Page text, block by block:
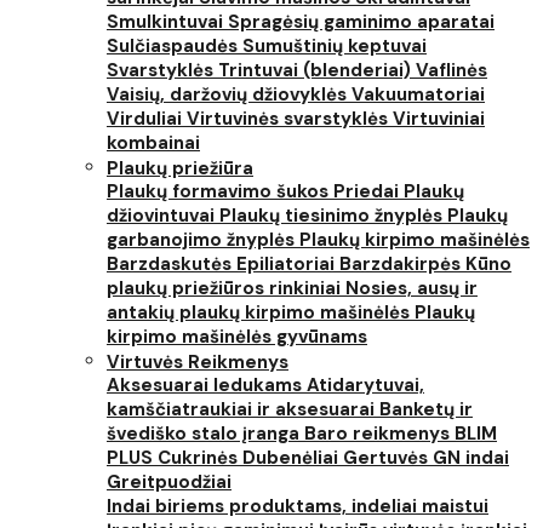
Smulkintuvai Spragėsių gaminimo aparatai
Sulčiaspaudės Sumuštinių keptuvai
Svarstyklės Trintuvai (blenderiai) Vaflinės
Vaisių, daržovių džiovyklės Vakuumatoriai
Virduliai Virtuvinės svarstyklės Virtuviniai
kombainai
Plaukų priežiūra
Plaukų formavimo šukos Priedai Plaukų
džiovintuvai Plaukų tiesinimo žnyplės Plaukų
garbanojimo žnyplės Plaukų kirpimo mašinėlės
Barzdaskutės Epiliatoriai Barzdakirpės Kūno
plaukų priežiūros rinkiniai Nosies, ausų ir
antakių plaukų kirpimo mašinėlės Plaukų
kirpimo mašinėlės gyvūnams
Virtuvės Reikmenys
Aksesuarai ledukams Atidarytuvai,
kamščiatraukiai ir aksesuarai Banketų ir
švediško stalo įranga Baro reikmenys BLIM
PLUS Cukrinės Dubenėliai Gertuvės GN indai
Greitpuodžiai
Indai biriems produktams, indeliai maistui